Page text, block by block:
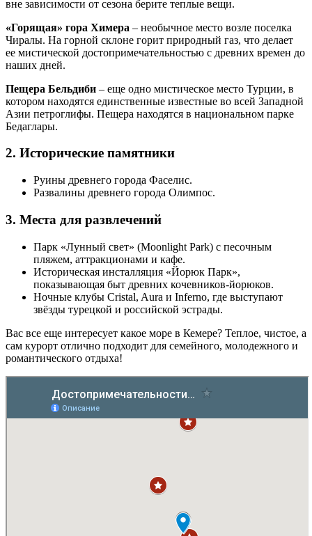
вне зависимости от сезона берите теплые вещи.
«Горящая» гора Химера – необычное место возле поселка
Чиралы. На горной склоне горит природный газ, что делает
ее мистической достопримечательностью с древних времен до
наших дней.
Пещера Бельдиби – еще одно мистическое место Турции, в
котором находятся единственные известные во всей Западной
Азии петроглифы. Пещера находятся в национальном парке
Бедаглары.
2. Исторические памятники
Руины древнего города Фаселис.
Развалины древнего города Олимпос.
3. Места для развлечений
Парк «Лунный свет» (Moonlight Park) с песочным
пляжем, аттракционами и кафе.
Историческая инсталляция «Йорюк Парк»,
показывающая быт древних кочевников-йорюков.
Ночные клубы Cristal, Aura и Inferno, где выступают
звёзды турецкой и российской эстрады.
Вас все еще интересует какое море в Кемере? Теплое, чистое, а
сам курорт отлично подходит для семейного, молодежного и
романтического отдыха!